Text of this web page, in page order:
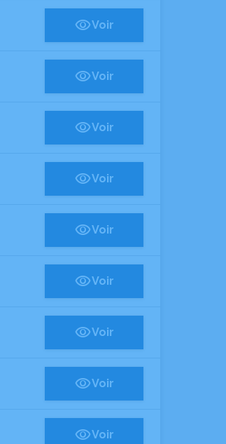
Voir
Voir
Voir
Voir
Voir
Voir
Voir
Voir
Voir